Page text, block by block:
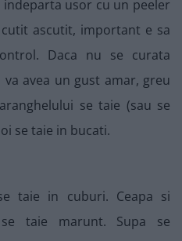
indeparta usor cu un peeler
ascutit, important e sa
Daca nu se curata
avea un gust amar, greu
se taie (sau se
se taie in bucati.
taie in cuburi. Ceapa si
taie marunt. Supa se